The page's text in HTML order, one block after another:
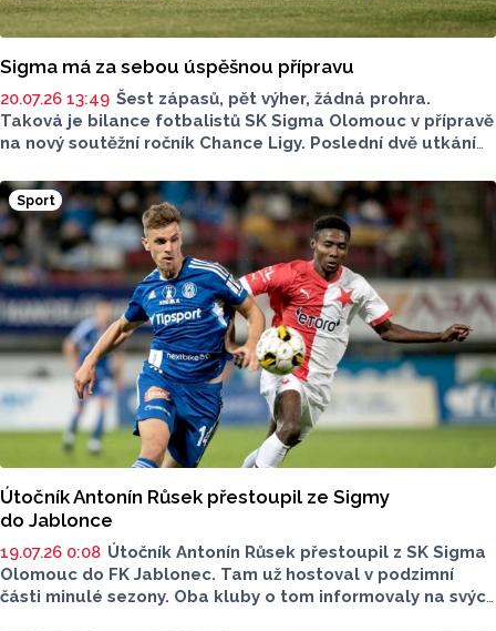
Sigma má za sebou úspěšnou přípravu
20.07.26 13:49 Šest zápasů, pět výher, žádná prohra.
Taková je bilance fotbalistů SK Sigma Olomouc v přípravě
na nový soutěžní ročník Chance Ligy. Poslední dvě utkání
to proti arabským soupeřům. A jak jinak, vítězné.
Sport
Útočník Antonín Růsek přestoupil ze Sigmy
do Jablonce
19.07.26 0:08 Útočník Antonín Růsek přestoupil z SK Sigma
Olomouc do FK Jablonec. Tam už hostoval v podzimní
části minulé sezony. Oba kluby o tom informovaly na svých